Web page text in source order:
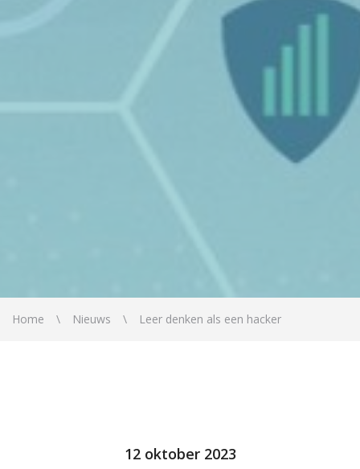
Home Nieuws Leer denken als een hacker
12 oktober 2023